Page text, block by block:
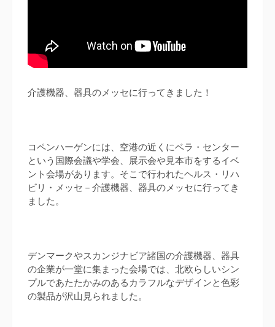
介護機器、器具のメッセに行ってきました！
コペンハーゲンには、空港の近くにベラ・センター
という国際会議や学会、展示会や見本市をするイベ
ント会場があります。そこで行われたヘルス・リハ
ビリ・メッセ－介護機器、器具のメッセに行ってき
ました。
デンマークやスカンジナビア諸国の介護機器、器具
の企業が一堂に集まった会場では、北欧らしいシン
プルであたたかみのあるカラフルなデザインと色彩
の製品が沢山見られました。